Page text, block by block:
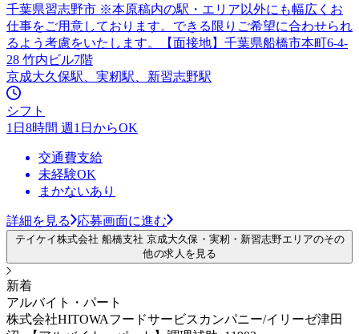
千葉県習志野市 ※本原稿内の駅・エリア以外にも幅広くお
仕事をご用意しております。できる限りご希望に合わせられ
るよう考慮をいたします。【面接地】千葉県船橋市本町6-4-
28 竹内ビル7階
京成大久保駅、実籾駅、新習志野駅
シフト
1日8時間 週1日からOK
交通費支給
未経験OK
まかないあり
詳細を見る 応募画面に進む
テイケイ株式会社 船橋支社 京成大久保・実籾・新習志野エリアのその
他の求人を見る
新着
アルバイト・パート
株式会社HITOWAフードサービスカンパニー/イリーゼ津田